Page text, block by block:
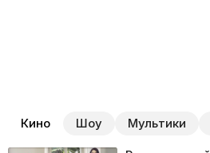
Кино Шоу Мультики